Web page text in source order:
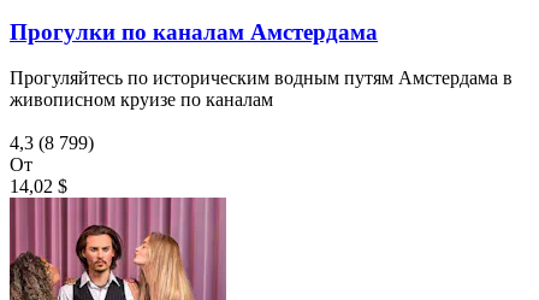
Прогулки по каналам Амстердама
Прогуляйтесь по историческим водным путям Амстердама в
живописном круизе по каналам
4,3 (8 799)
От
14,02 $